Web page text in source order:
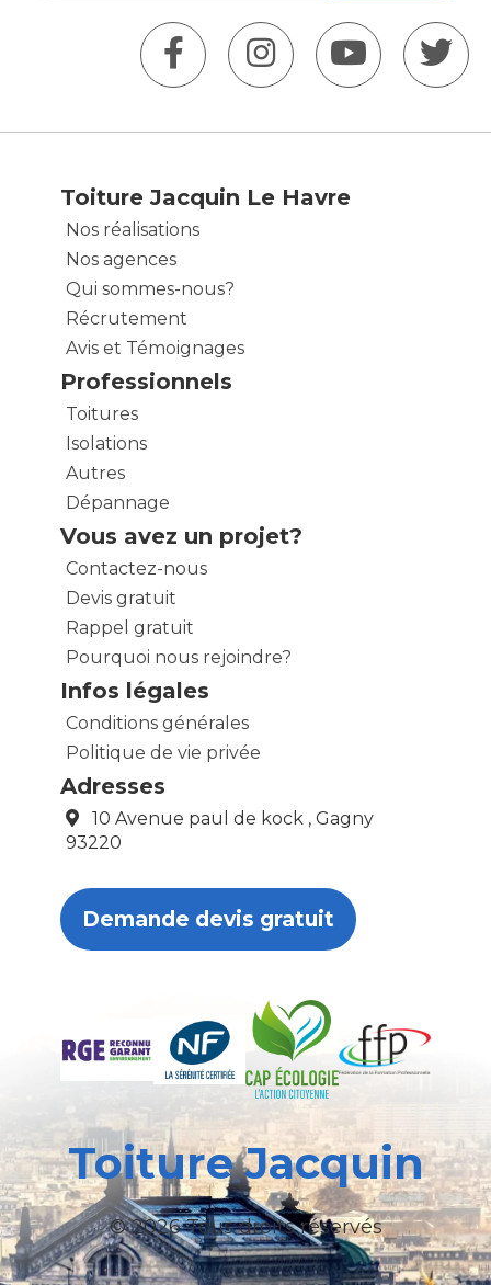
Toiture Jacquin Le Havre
Nos réalisations
Nos agences
Qui sommes-nous?
Récrutement
Avis et Témoignages
Professionnels
Toitures
Isolations
Autres
Dépannage
Vous avez un projet?
Contactez-nous
Devis gratuit
Rappel gratuit
Pourquoi nous rejoindre?
Infos légales
Conditions générales
Politique de vie privée
Adresses
10 Avenue paul de kock , Gagny
93220
Demande devis gratuit
Toiture Jacquin
© 2026 Tous droits réservés